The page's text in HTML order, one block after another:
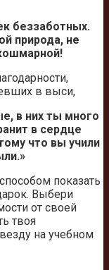
беззаботных.
природа, не
в выси,
в них ты много
в сердце
что вы учили
показать
Выбери
от своей
твоя
на учебном